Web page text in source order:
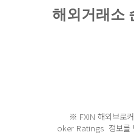
해외거래소
※ FXIN 해외브로
oker Ratings 정보를